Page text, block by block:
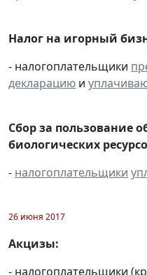
Налог на игорный
- налогоплательщики
декларацию и
Сбор за пользование
биологических
- налогоплательщики
26 июня 2017
Акцизы:
- налогоплательщики